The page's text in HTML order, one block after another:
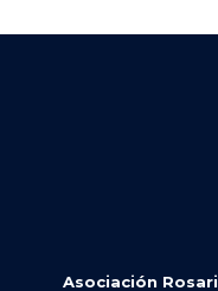
Asociación